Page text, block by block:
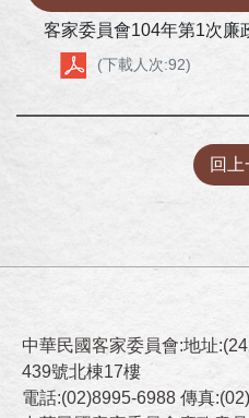
客家委員會104年第1次廉
(下載人次:92)
回
中華民國客家委員會:地址
439號北棟17樓
電話:(02)8995-6988 傳真